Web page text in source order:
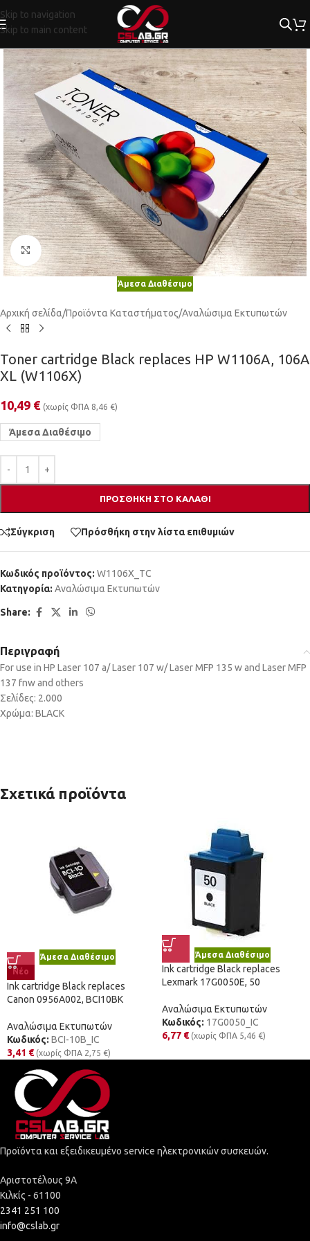
Skip to navigation
Skip to main content
Κλικ για μεγέθυνση
Άμεσα Διαθέσιμο
Αρχική σελίδα/Προϊόντα Καταστήματος/Αναλώσιμα Εκτυπωτών
Toner cartridge Black replaces HP W1106A, 106A
XL (W1106X)
10,49 € (χωρίς ΦΠΑ 8,46 €)
Άμεσα Διαθέσιμο
ΠΡΟΣΘΉΚΗ ΣΤΟ ΚΑΛΆΘΙ
Σύγκριση Πρόσθήκη στην λίστα επιθυμιών
Κωδικός προϊόντος: W1106X_TC
Κατηγορία: Αναλώσιμα Εκτυπωτών
Share:
Περιγραφή
For use in HP Laser 107 a/ Laser 107 w/ Laser MFP 135 w and Laser MFP
137 fnw and others
Σελίδες: 2.000
Χρώμα: BLACK
Σχετικά προϊόντα
Άμεσα Διαθέσιμο
Νέο
Ink cartridge Black replaces
Canon 0956A002, BCI10BK
Αναλώσιμα Εκτυπωτών
Κωδικός: BCI-10B_IC
3,41 € (χωρίς ΦΠΑ 2,75 €)
Άμεσα Διαθέσιμο
Ink cartridge Black replaces
Lexmark 17G0050E, 50
Αναλώσιμα Εκτυπωτών
Κωδικός: 17G0050_IC
6,77 € (χωρίς ΦΠΑ 5,46 €)
Προϊόντα και εξειδικευμένο service ηλεκτρονικών συσκευών.
Αριστοτέλους 9Α
Κιλκίς - 61100
2341 251 100
info@cslab.gr